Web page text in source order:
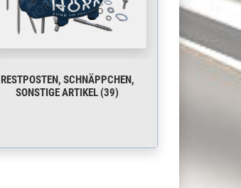
RESTPOSTEN, SCHNÄPPCHEN,
SONSTIGE ARTIKEL (39)